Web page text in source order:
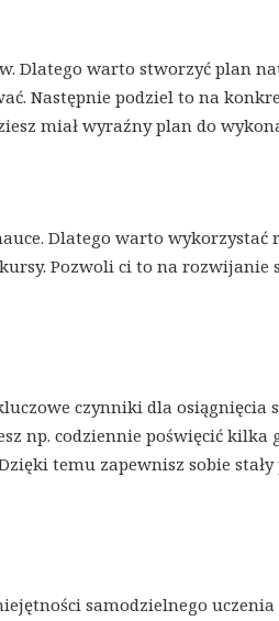
Dlatego warto stworzyć plan
Następnie podziel to na
miał wyraźny plan do
Dlatego warto wykorzystać
Pozwoli ci to na rozwijanie
czynniki dla osiągnięcia
np. codziennie poświęcić
temu zapewnisz sobie
samodzielnego uczenia